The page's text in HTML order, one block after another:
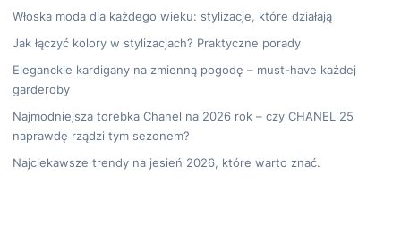
Włoska moda dla każdego wieku: stylizacje, które działają
Jak łączyć kolory w stylizacjach? Praktyczne porady
Eleganckie kardigany na zmienną pogodę – must-have każdej
garderoby
Najmodniejsza torebka Chanel na 2026 rok – czy CHANEL 25
naprawdę rządzi tym sezonem?
Najciekawsze trendy na jesień 2026, które warto znać.